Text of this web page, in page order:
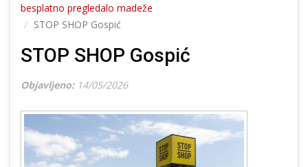
besplatno pregledalo madeže
STOP SHOP Gospić
STOP SHOP Gospić
Objavljeno: 14/05/2026